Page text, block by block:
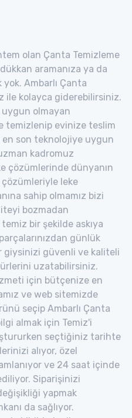
olan Çanta Temizleme
aramanıza ya da
Ambarlı Çanta
ile kolayca giderebilirsiniz.
uygun olmayan
temizlenip evinize teslim
en son teknolojiye uygun
kadromuz
çözümlerinde dünyanın
çözümleriyle leke
sahip olmamız bizi
bozmadan
bir şekilde askıya
günlük
giysinizi güvenli ve kaliteli
uzatabilirsiniz.
için bütçenize en
ve web sitemizde
seçip Ambarlı Çanta
almak için Temiz'i
seçtiğiniz tarihte
alıyor, özel
ve 24 saat içinde
Siparişinizi
yapmak
da sağlıyor.